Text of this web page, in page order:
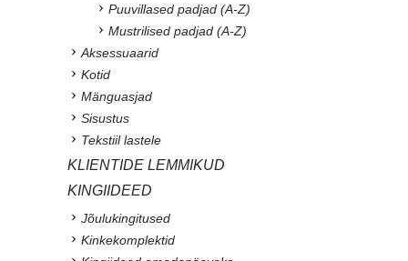
Puuvillased padjad (A-Z)
Mustrilised padjad (A-Z)
Aksessuaarid
Kotid
Mänguasjad
Sisustus
Tekstiil lastele
KLIENTIDE LEMMIKUD
KINGIIDEED
Jõulukingitused
Kinkekomplektid